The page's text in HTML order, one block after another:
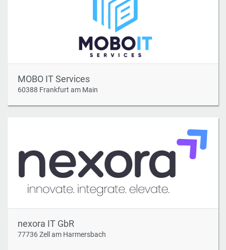
MOBO IT Services
60388 Frankfurt am Main
nexora IT GbR
77736 Zell am Harmersbach